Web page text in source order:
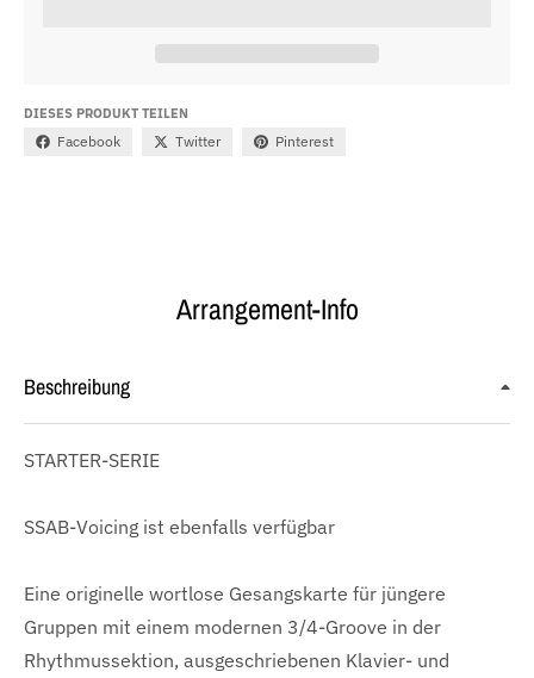
DIESES PRODUKT TEILEN
Facebook Twitter Pinterest
Arrangement-Info
Beschreibung
STARTER-SERIE
SSAB-Voicing ist ebenfalls verfügbar
Eine originelle wortlose Gesangskarte für jüngere
Gruppen mit einem modernen 3/4-Groove in der
Rhythmussektion, ausgeschriebenen Klavier- und